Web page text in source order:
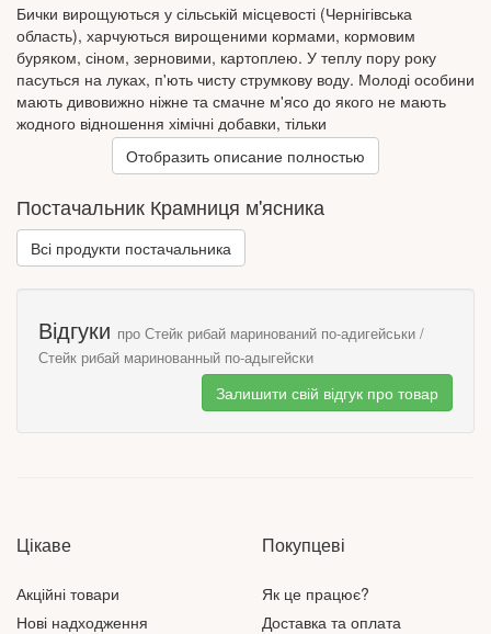
Бички вирощуються у сільській місцевості (Чернігівська
область), харчуються вирощеними кормами, кормовим
буряком, сіном, зерновими, картоплею. У теплу пору року
пасуться на луках, п'ють чисту струмкову воду. Молоді особини
мають дивовижно ніжне та смачне м'ясо до якого не мають
жодного відношення хімічні добавки, тільки
сільськогосподарські корми.Отобразить описание полностью
Постачальник Крамниця м'ясника
Всі продукти постачальника
Відгуки про Стейк рибай маринований по-адигейськи /
Стейк рибай маринованный по-адыгейски
Залишити свій відгук про товар
Цікаве
Акційні товари
Нові надходження
Покупцеві
Як це працює?
Доставка та оплата